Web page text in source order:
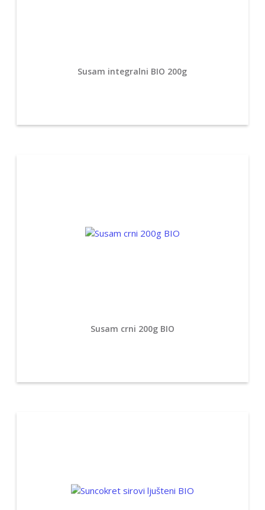
Susam integralni BIO 200g
Susam crni 200g BIO